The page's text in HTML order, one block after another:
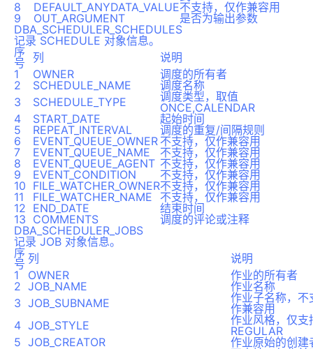
8
DEFAULT_ANYDATA_VALUE不支持，仅作兼容用
9
OUT_ARGUMENT
是否为输出参数
DBA_SCHEDULER_SCHEDULES
记录 SCHEDULE 对象信息。
序
号
列
说明
1
OWNER
调度的所有者
2
SCHEDULE_NAME
调度名称
3
SCHEDULE_TYPE
调度类型，取值
ONCE,CALENDAR
4
START_DATE
起始时间
5
REPEAT_INTERVAL
调度的重复/间隔规则
6
EVENT_QUEUE_OWNER 不支持，仅作兼容用
7
EVENT_QUEUE_NAME
不支持，仅作兼容用
8
EVENT_QUEUE_AGENT 不支持，仅作兼容用
9
EVENT_CONDITION
不支持，仅作兼容用
10 FILE_WATCHER_OWNER不支持，仅作兼容用
11
FILE_WATCHER_NAME
不支持，仅作兼容用
12 END_DATE
结束时间
13 COMMENTS
调度的评论或注释
DBA_SCHEDULER_JOBS
记录 JOB 对象信息。
序
号 列
说明
1
OWNER
作业的所有者
2 JOB_NAME
作业名称
3 JOB_SUBNAME
作业子名称，不
作兼容用
4 JOB_STYLE
作业风格，仅支
REGULAR
5 JOB_CREATOR
作业原始的创建